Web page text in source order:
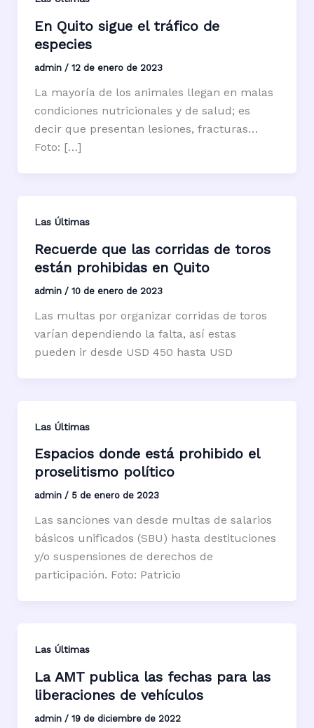
En Quito sigue el tráfico de
especies
admin / 12 de enero de 2023
La mayoría de los animales llegan en malas
condiciones nutricionales y de salud; es
decir que presentan lesiones, fracturas…
Foto: […]
Las Últimas
Recuerde que las corridas de toros
están prohibidas en Quito
admin / 10 de enero de 2023
Las multas por organizar corridas de toros
varían dependiendo la falta, así estas
pueden ir desde USD 450 hasta USD
Las Últimas
Espacios donde está prohibido el
proselitismo político
admin / 5 de enero de 2023
Las sanciones van desde multas de salarios
básicos unificados (SBU) hasta destituciones
y/o suspensiones de derechos de
participación. Foto: Patricio
Las Últimas
La AMT publica las fechas para las
liberaciones de vehículos
admin / 19 de diciembre de 2022